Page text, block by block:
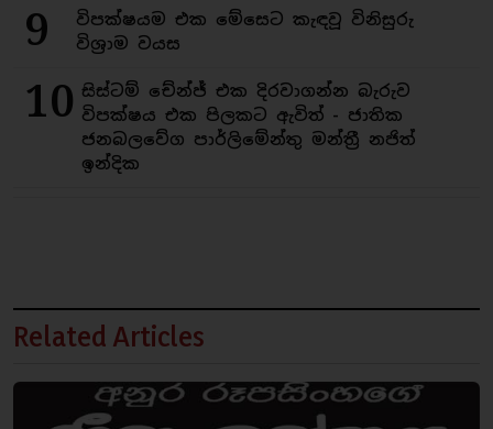
9
විපක්ෂයම එක මේසෙට කැඳවූ විනිසුරු
විශ්‍රාම වයස
10 සිස්ටම් චේන්ජ් එක දිරවාගන්න බැරුව
විපක්ෂය එක පිලකට ඇවිත් - ජාතික
ජනබලවේග පාර්ලිමේන්තු මන්ත්‍රී නජිත්
ඉන්දික
Related Articles